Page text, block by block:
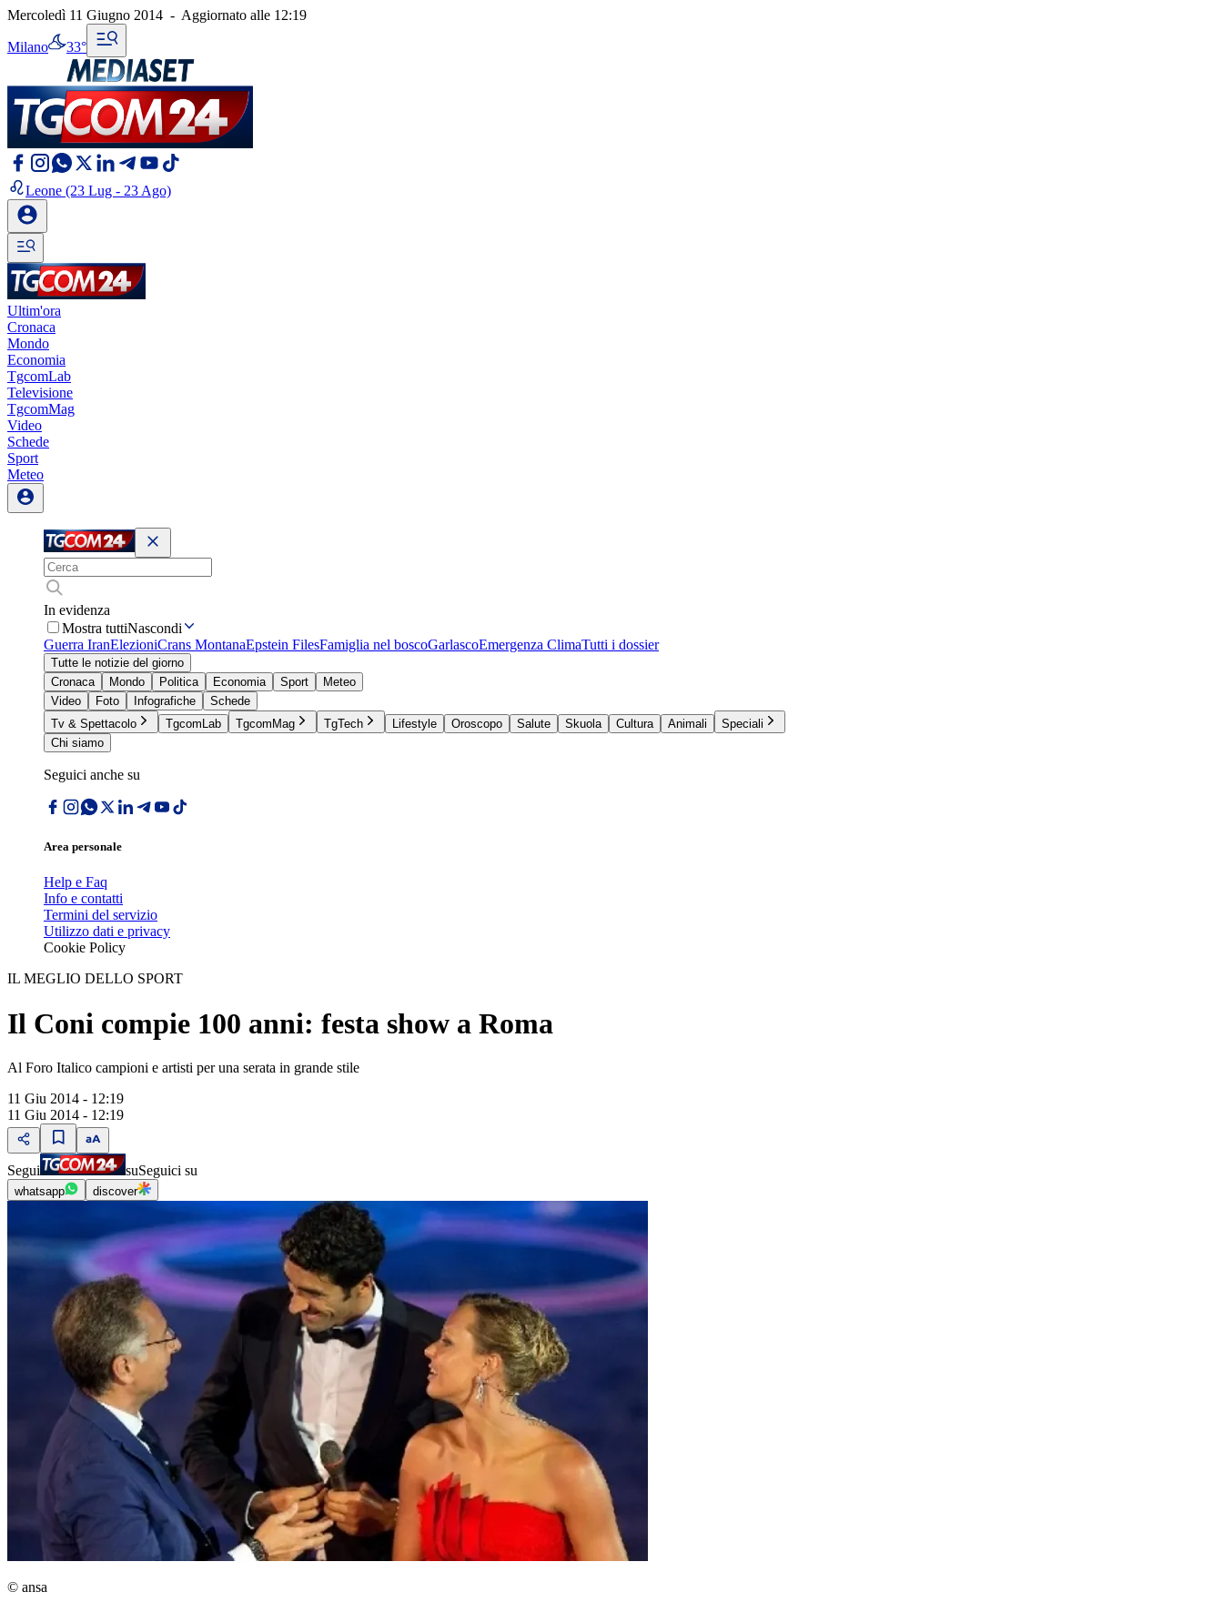
Mercoledì 11 Giugno 2014 - Aggiornato alle 12:19
Milano 33°
Leone (23 Lug - 23 Ago)
Ultim'ora
Cronaca
Mondo
Economia
TgcomLab
Televisione
TgcomMag
Video
Schede
Sport
Meteo
In evidenza
Mostra tuttiNascondi
Guerra IranElezioniCrans MontanaEpstein FilesFamiglia nel boscoGarlascoEmergenza ClimaTutti i dossier
Tutte le notizie del giorno
Cronaca
Mondo Politica Economia Sport
Meteo
Video
Foto Infografiche
Schede
Tv & Spettacolo
TgcomLab TgcomMag TgTech Lifestyle Oroscopo Salute Skuola Cultura Animali
Speciali
Chi siamo
Seguici anche su
Area personale
Help e Faq
Info e contatti
Termini del servizio
Utilizzo dati e privacy
Cookie Policy
IL MEGLIO DELLO SPORT
Il Coni compie 100 anni: festa show a Roma
Al Foro Italico campioni e artisti per una serata in grande stile
11 Giu 2014 - 12:19
11 Giu 2014 - 12:19
Segui suSeguici su
whatsapp discover
© ansa